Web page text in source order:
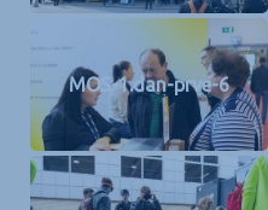
MOS-1.dan-prve-6